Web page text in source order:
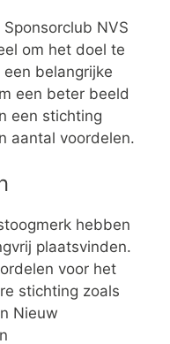
NVS
om het doel te
belangrijke
een beter beeld
een stichting
aantal voordelen.
hebben
plaatsvinden.
voor het
stichting zoals
Nieuw